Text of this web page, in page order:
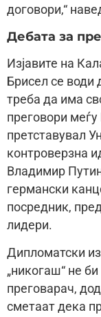
договори,“
Дебата за
Изјавите на
Брисел се води
треба да има
преговори меѓу
претставувал
контроверзна
Владимир
германски
посредник,
лидери.
Дипломатски
„никогаш“ не
преговарач,
сметаат дека